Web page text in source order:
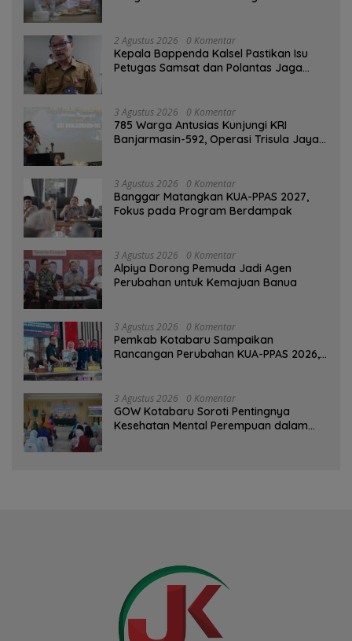
2 Agustus 2026 0 Komentar
Kepala Bappenda Kalsel Pastikan Isu
Petugas Samsat dan Polantas Jaga
3 Agustus 2026 0 Komentar
785 Warga Antusias Kunjungi KRI
Banjarmasin-592, Operasi Trisula Jaya
3 Agustus 2026 0 Komentar
‎Banggar Matangkan KUA-PPAS 2027,
Fokus pada Program Berdampak
3 Agustus 2026 0 Komentar
‎Alpiya Dorong Pemuda Jadi Agen
Perubahan untuk Kemajuan Banua ‎
3 Agustus 2026 0 Komentar
Pemkab Kotabaru Sampaikan
Rancangan Perubahan KUA-PPAS 2026,
3 Agustus 2026 0 Komentar
GOW Kotabaru Soroti Pentingnya
Kesehatan Mental Perempuan dalam